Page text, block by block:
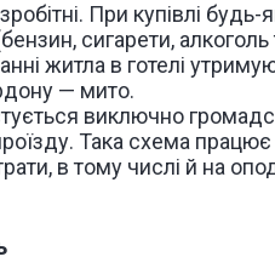
При купівлі будь-
сигарети,
житла в готелі
— мито.
виключно
Така схема працює
в тому числі й на